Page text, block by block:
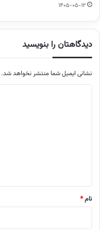
1405-05-12
دیدگاهتان را بنویسید
نشانی ایمیل شما منتشر نخواهد شد.
نام*